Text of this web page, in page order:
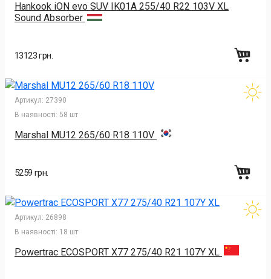
Hankook iON evo SUV IK01A 255/40 R22 103V XL
Sound Absorber
13123 грн.
Артикул: 27390
В наявності: 58 шт
Marshal MU12 265/60 R18 110V
5259 грн.
Артикул: 26898
В наявності: 18 шт
Powertrac ECOSPORT X77 275/40 R21 107Y XL